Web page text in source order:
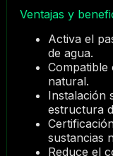
Ventajas y
Activa el
de agua.
Compatible
natural.
Instalación
estructura
sustancias
Reduce el